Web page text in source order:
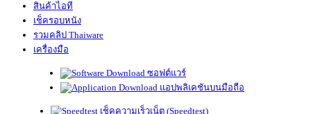
สินค้าไอที
เช็ครอบหนัง
รวมคลิป Thaiware
เครื่องมือ
ซอฟต์แวร์
แอปพลิเคชันบนมือถือ
เช็คความเร็วเน็ต (Speedtest)